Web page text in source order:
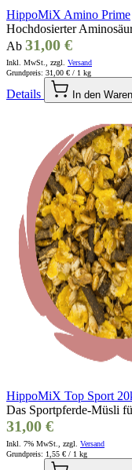
HippoMiX Amino Prime
Hochdosierter
Ab 31,00 €
Inkl. MwSt., zzgl. Versand
Grundpreis: 31,00 € / 1 kg
Details In den
HippoMiX Top Sport
Das Sportpferde-Müsli
31,00 €
Inkl. 7% MwSt., zzgl. Versand
Grundpreis: 1,55 € / 1 kg